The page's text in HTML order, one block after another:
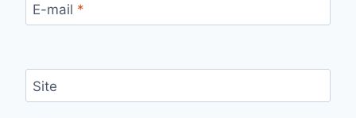
E-mail *
Site